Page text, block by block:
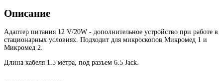
Описание
Адаптер питания 12 V/20W - дополнительное устройство при работе в
стационарных условиях. Подходит для микроскопов Микромед 1 и
Микромед 2.
Длина кабеля 1.5 метра, под разъем 6.5 Jack.